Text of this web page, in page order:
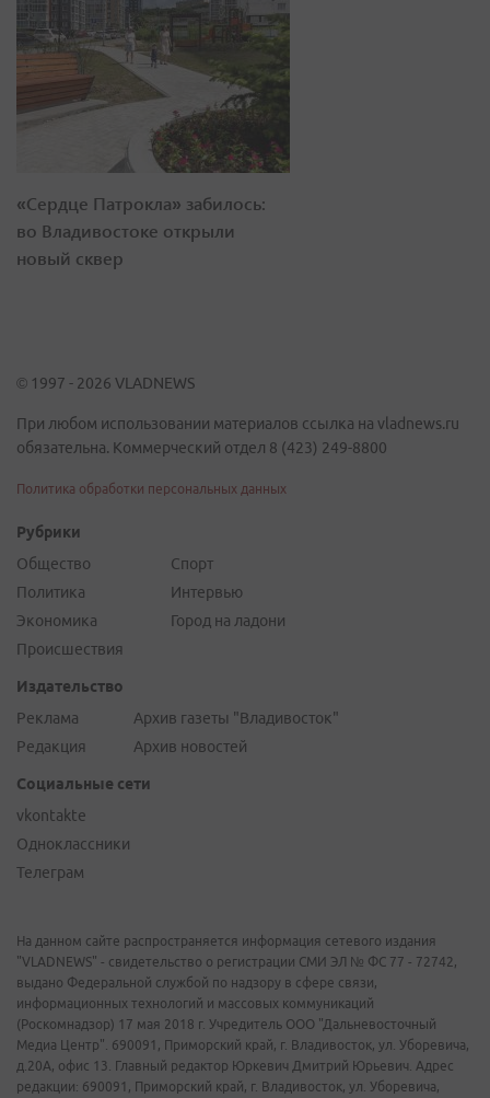
«Сердце Патрокла» забилось:
во Владивостоке открыли
новый сквер
© 1997 - 2026 VLADNEWS
При любом использовании материалов ссылка на vladnews.ru
обязательна. Коммерческий отдел 8 (423) 249-8800
Политика обработки персональных данных
Рубрики
Общество
Политика
Экономика
Происшествия
Спорт
Интервью
Город на ладони
Издательство
Реклама
Редакция
Архив газеты "Владивосток"
Архив новостей
Социальные сети
vkontakte
Одноклассники
Телеграм
На данном сайте распространяется информация сетевого издания
"VLADNEWS" - свидетельство о регистрации СМИ ЭЛ № ФС 77 - 72742,
выдано Федеральной службой по надзору в сфере связи,
информационных технологий и массовых коммуникаций
(Роскомнадзор) 17 мая 2018 г. Учредитель ООО "Дальневосточный
Медиа Центр". 690091, Приморский край, г. Владивосток, ул. Уборевича,
д.20А, офис 13. Главный редактор Юркевич Дмитрий Юрьевич. Адрес
редакции: 690091, Приморский край, г. Владивосток, ул. Уборевича,